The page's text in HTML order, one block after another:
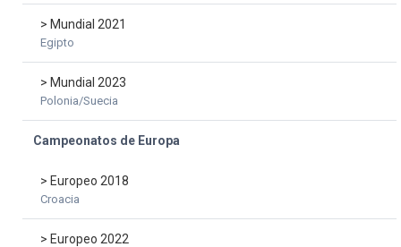
> Mundial 2021
Egipto
> Mundial 2023
Polonia/Suecia
Campeonatos de Europa
> Europeo 2018
Croacia
> Europeo 2022